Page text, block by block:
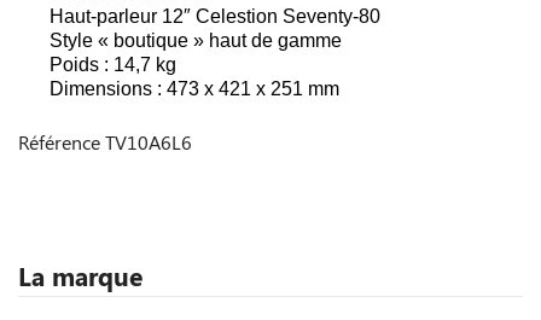
Haut-parleur 12″ Celestion Seventy-80
Style « boutique » haut de gamme
Poids : 14,7 kg
Dimensions : 473 x 421 x 251 mm
RéférenceTV10A6L6
La marque